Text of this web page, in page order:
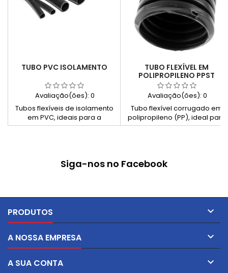
TUBO PVC ISOLAMENTO
Avaliação(ões): 0
Tubos flexíveis de isolamento
em PVC, ideais para a
proteção de cabos e fios
à chama, durabilidade e
conformidade com normas
TUBO FLEXÍVEL EM
POLIPROPILENO PPST
FECHADO
Avaliação(ões): 0
Tubo flexível corrugado em
polipropileno (PP), ideal para
proteção de cablagens em
e à maioria dos agentes
Siga-nos no Facebook
PRODUTOS 
A NOSSA EMPRESA 
A SUA CONTA 